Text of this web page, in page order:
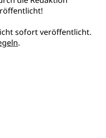
sofort veröffentlicht.
.